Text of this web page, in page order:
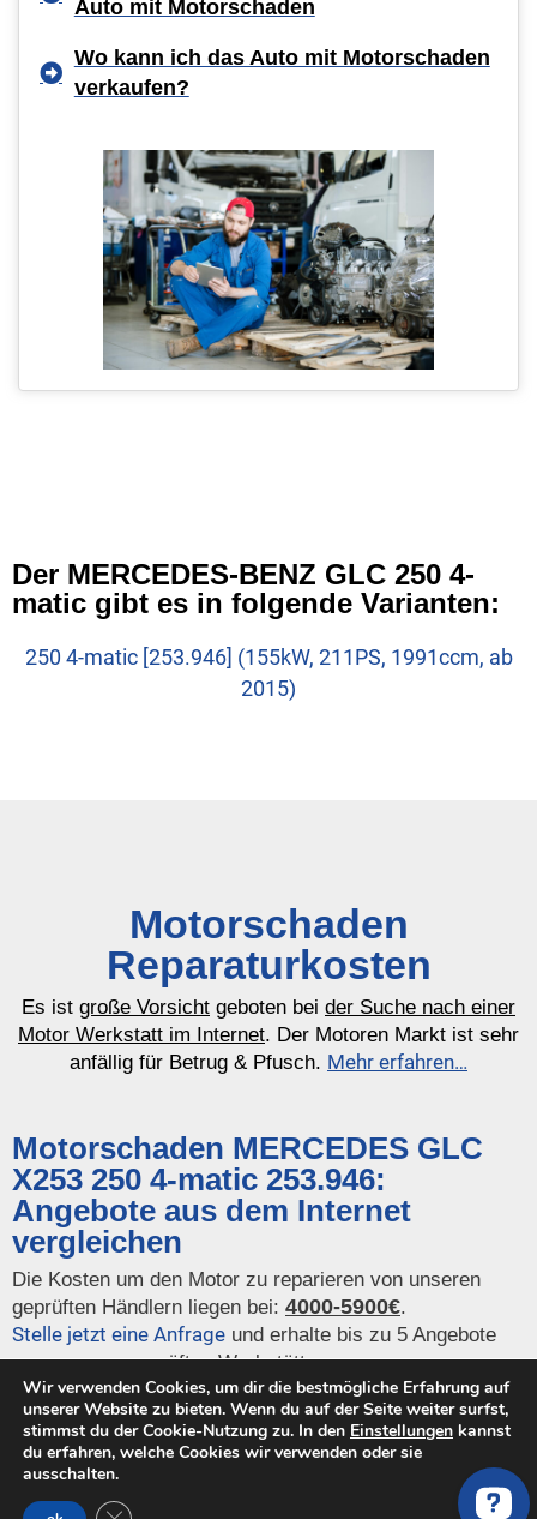
Auto mit Motorschaden
Wo kann ich das Auto mit Motorschaden
verkaufen?
Der MERCEDES-BENZ GLC 250 4-
matic gibt es in folgende Varianten:
250 4-matic [253.946] (155kW, 211PS, 1991ccm, ab
2015)
Motorschaden
Reparaturkosten
Es ist große Vorsicht geboten bei der Suche nach einer
Motor Werkstatt im Internet. Der Motoren Markt ist sehr
anfällig für Betrug & Pfusch. Mehr erfahren…
Motorschaden MERCEDES GLC
X253 250 4-matic 253.946:
Angebote aus dem Internet
vergleichen
Die Kosten um den Motor zu reparieren von unseren
geprüften Händlern liegen bei: 4000-5900€.
Stelle jetzt eine Anfrage und erhalte bis zu 5 Angebote
von unseren geprüften Werkstätten.
Es wurden keine Artikel für diesen Motortyp gefunden.
Wir verwenden Cookies, um dir die bestmögliche Erfahrung auf
unserer Website zu bieten. Wenn du auf der Seite weiter surfst,
stimmst du der Cookie-Nutzung zu. In den Einstellungen kannst
du erfahren, welche Cookies wir verwenden oder sie
ausschalten.
GDPR Cookie-Banner schließen